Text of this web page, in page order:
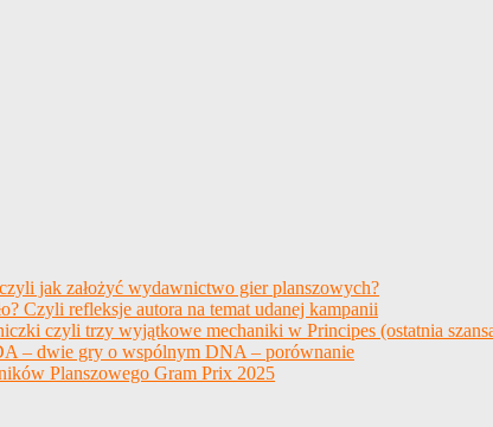
jak założyć wydawnictwo gier planszowych?
Czyli refleksje autora na temat udanej kampanii
czyli trzy wyjątkowe mechaniki w Principes (ostatnia
– dwie gry o wspólnym DNA – porównanie
Planszowego Gram Prix 2025